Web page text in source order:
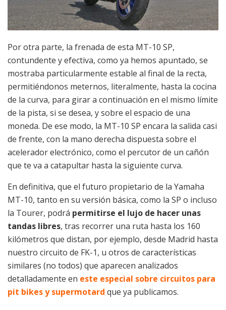
Por otra parte, la frenada de esta MT-10 SP,
contundente y efectiva, como ya hemos apuntado, se
mostraba particularmente estable al final de la recta,
permitiéndonos meternos, literalmente, hasta la cocina
de la curva, para girar a continuación en el mismo límite
de la pista, si se desea, y sobre el espacio de una
moneda. De ese modo, la MT-10 SP encara la salida casi
de frente, con la mano derecha dispuesta sobre el
acelerador electrónico, como el percutor de un cañón
que te va a catapultar hasta la siguiente curva.
En definitiva, que el futuro propietario de la Yamaha
MT-10, tanto en su versión básica, como la SP o incluso
la Tourer, podrá permitirse el lujo de hacer unas
tandas libres, tras recorrer una ruta hasta los 160
kilómetros que distan, por ejemplo, desde Madrid hasta
nuestro circuito de FK-1, u otros de características
similares (no todos) que aparecen analizados
detalladamente en este especial sobre circuitos para
pit bikes y supermotard que ya publicamos.